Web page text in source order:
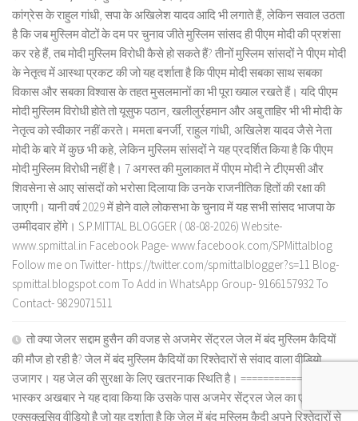
कांग्रेस के राहुल गांधी, सपा के अखिलेश यादव आदि भी लगाते हैं, लेकिन सवाल उठता
है कि जब मुस्लिम वोटों के दम पर चुनाव जीते मुस्लिम सांसद ही पीएम मोदी की प्रशंसा
कर रहे हैं, तब मोदी मुस्लिम विरोधी कैसे हो सकते हैं? तीनों मुस्लिम सांसदों ने पीएम मोदी
के नेतृत्व में आस्था प्रकट की जो यह दर्शाता है कि पीएम मोदी सबका साथ सबका
विकास और सबका विश्वास के तहत मुसलमानों का भी पूरा ख्याल रखते हैं। यदि पीएम
मोदी मुस्लिम विरोधी होते तो यूसुफ पठान, खलीलुर्रहमान और अबु ताहिर भी भी मोदी के
नेतृत्व को स्वीकार नहीं करते। ममता बनर्जी, राहुल गांधी, अखिलेश यादव जैसे नेता
मोदी के बारे में कुछ भी कहे, लेकिन मुस्लिम सांसदों ने यह प्रदर्शित किया है कि पीएम
मोदी मुस्लिम विरोधी नहीं है। 7 अगस्त की मुलाकात में पीएम मोदी ने टीएमसी और
शिवसेना से आए सांसदों को भरोसा दिलाया कि उनके राजनीतिक हितों की रक्षा की
जाएगी। यानी वर्ष 2029 में होने वाले लोकसभा के चुनाव में यह सभी सांसद भाजपा के
उम्मीदवार होंगे। S.P.MITTAL BLOGGER ( 08-08-2026) Website-
www.spmittal.in Facebook Page- www.facebook.com/SPMittalblog
Follow me on Twitter- https://twitter.com/spmittalblogger?s=11 Blog-
spmittal.blogspot.com To Add in WhatsApp Group- 9166157932 To
Contact- 9829071511
तो क्या जेलर सद्दाम हुसैन की वजह से अजमेर सेंट्रल जेल में बंद मुस्लिम कैदियों
की मौज हो रही है? जेल में बंद मुस्लिम कैदियों का रिश्तेदारों से संवाद वाला वीडियो
उजागर। यह जेल की सुरक्षा के लिए खतरनाक स्थिति है। ================
भास्कर अखबार ने यह दावा किया कि उसके पास अजमेर सेंट्रल जेल का एक ऐसा
एक्सक्लूसिव वीडियो है जो यह दर्शाता है कि जेल में बंद मुस्लिम कैदी अपने रिश्तेदारों से